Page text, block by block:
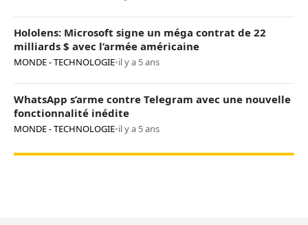
Hololens: Microsoft signe un méga contrat de 22
milliards $ avec l’armée américaine
MONDE - TECHNOLOGIE•il y a 5 ans
WhatsApp s’arme contre Telegram avec une nouvelle
fonctionnalité inédite
MONDE - TECHNOLOGIE•il y a 5 ans